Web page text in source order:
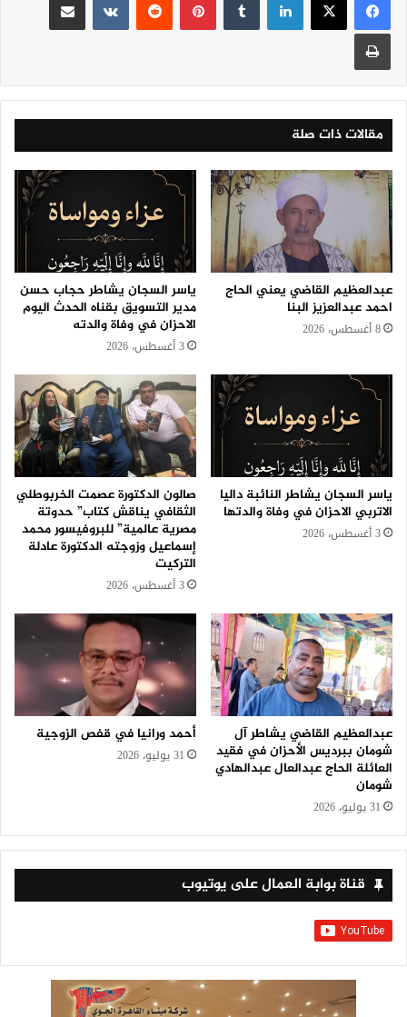
مقالات ذات صلة
عبدالعظيم القاضي يعني الحاج
احمد عبدالعزيز البنا
8 أغسطس، 2026
ياسر السجان يشاطر حجاب حسن
مدير التسويق بقناه الحدث اليوم
الاحزان في وفاة والدته
3 أغسطس، 2026
ياسر السجان يشاطر النائبة داليا
الاتربي الاحزان في وفاة والدتها
3 أغسطس، 2026
صالون الدكتورة عصمت الخربوطلي
الثقافي يناقش كتاب” حدوتة
مصرية عالمية” للبروفيسور محمد
إسماعيل وزوجته الدكتورة عادلة
التركيت
3 أغسطس، 2026
عبدالعظيم القاضي يشاطر آل
شومان ببرديس الأحزان في فقيد
العائلة الحاج عبدالعال عبدالهادي
شومان
31 يوليو، 2026
أحمد ورانيا في قفص الزوجية
31 يوليو، 2026
قناة بوابة العمال على يوتيوب